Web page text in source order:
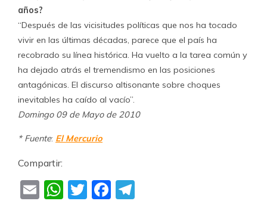
años?
“Después de las vicisitudes políticas que nos ha tocado
vivir en las últimas décadas, parece que el país ha
recobrado su línea histórica. Ha vuelto a la tarea común y
ha dejado atrás el tremendismo en las posiciones
antagónicas. El discurso altisonante sobre choques
inevitables ha caído al vacío”.
Domingo 09 de Mayo de 2010
* Fuente: El Mercurio
Compartir:
EmailWhatsApp
TwitterFacebook